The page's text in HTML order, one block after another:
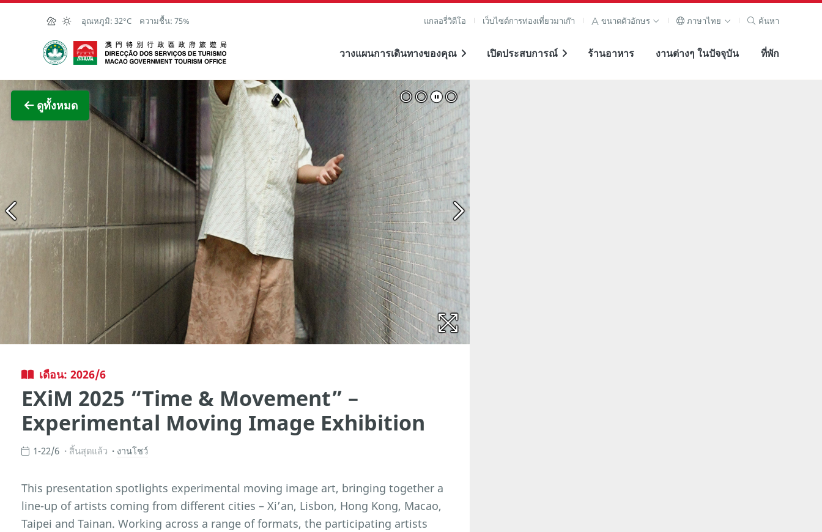
Skip to Main Content
อุณหภูมิ: 32°C ความชื้น: 75% แกลอรี่วิดีโอ เว็บไซต์การท่องเที่ยวมาเก๊า ขนาดตัวอักษร ภาษาไทย ค้นหา
สำนักงานการท่องเที่ยวของรัฐบาลมาเก๊า
วางแผนการเดินทางของคุณ เปิดประสบการณ์ ร้านอาหาร งานต่างๆ ในปัจจุบัน ที่พัก
ดูทั้งหมด
ภาพขยาย
เดือน: 2026/6
EXiM 2025 “Time & Movement” –
Experimental Moving Image Exhibition
1-22/6 สิ้นสุดแล้ว งานโชว์
This presentation spotlights experimental moving image art, bringing together a
line-up of artists coming from different cities – Xi’an, Lisbon, Hong Kong, Macao,
Taipei and Tainan. Working across a range of formats, the participating artists